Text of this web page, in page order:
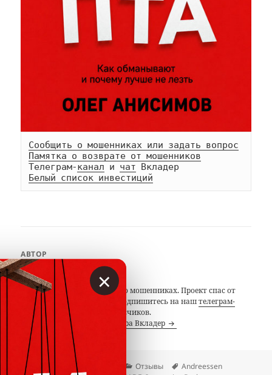
Сообщить о мошенниках или задать вопрос
Памятка о возврате от мошенников
Телеграм-канал и чат
Белый список инвестиций
АВТОР
Вкладер
С 2014 года предупреждаем о мошенниках. Проект спас от
потерь миллионы людей. Подпишитесь на наштелеграм-
канал
с 19 тысячами подписчиков.
Посмотреть все записи автора Вкладер
Опубликовано
05.10.2019 Рубрики
Отзывы Метки
Andreessen
×